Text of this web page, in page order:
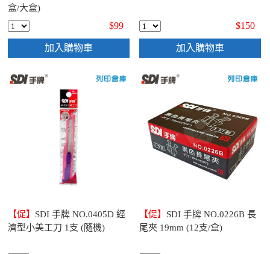
盒/大盒)
$99
加入購物車
$150
加入購物車
【促】 SDI 手牌 NO.0405D 經
濟型小美工刀 1支 (隨機)
【促】 SDI 手牌 NO.0226B 長
尾夾 19mm (12支/盒)